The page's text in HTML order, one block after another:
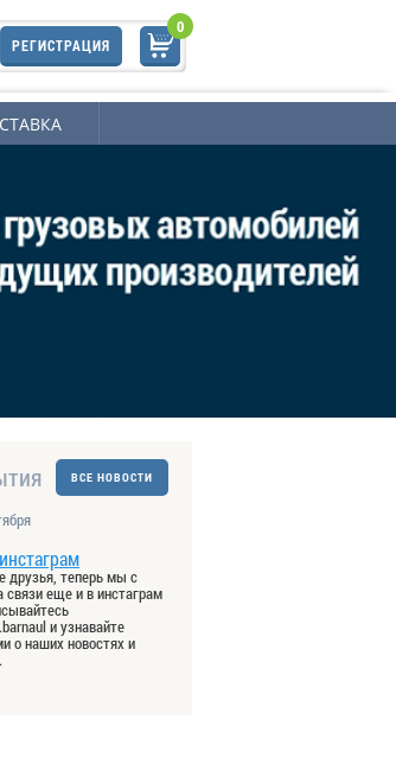
0
РЕГИСТРАЦИЯ
ВСЕ НОВОСТИ
друзья, теперь мы с
связи еще и в инстаграм
и узнавайте
о наших новостях и